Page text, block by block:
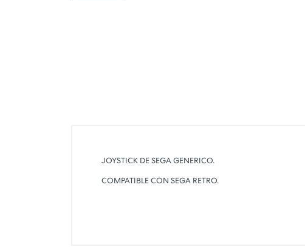
JOYSTICK DE SEGA GENERICO.
COMPATIBLE CON SEGA RETRO.